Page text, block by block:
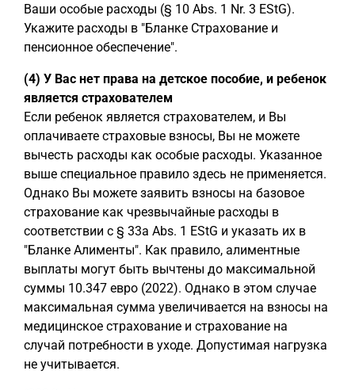
Ваши особые расходы (§ 10 Abs. 1 Nr. 3 EStG).
Укажите расходы в "Бланке Страхование и
пенсионное обеспечение".
(4) У Вас нет права на детское пособие, и ребенок
является страхователем
Если ребенок является страхователем, и Вы
оплачиваете страховые взносы, Вы не можете
вычесть расходы как особые расходы. Указанное
выше специальное правило здесь не применяется.
Однако Вы можете заявить взносы на базовое
страхование как чрезвычайные расходы в
соответствии с § 33a Abs. 1 EStG и указать их в
"Бланке Алименты". Как правило, алиментные
выплаты могут быть вычтены до максимальной
суммы 10.347 евро (2022). Однако в этом случае
максимальная сумма увеличивается на взносы на
медицинское страхование и страхование на
случай потребности в уходе. Допустимая нагрузка
не учитывается.